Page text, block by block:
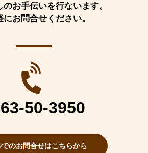
お手伝いを行ないます。
にお問合せください。
50-3950
でのお問合せはこちらから